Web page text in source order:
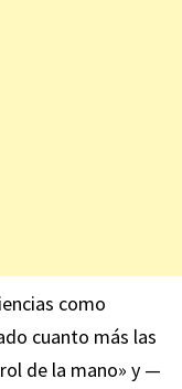
como
cuanto más las
de la mano» y —